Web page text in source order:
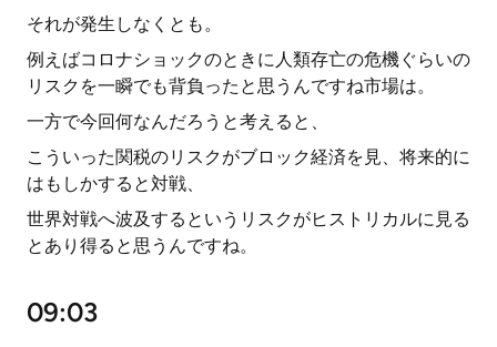
それが発生しなくとも。
例えばコロナショックのときに人類存亡の危機ぐらいの
リスクを一瞬でも背負ったと思うんですね市場は。
一方で今回何なんだろうと考えると、
こういった関税のリスクがブロック経済を見、将来的に
はもしかすると対戦、
世界対戦へ波及するというリスクがヒストリカルに見る
とあり得ると思うんですね。
09:03